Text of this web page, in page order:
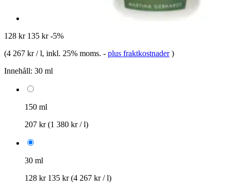
128 kr 135 kr -5%
(4 267 kr / l, inkl. 25% moms. - plus fraktkostnader )
Innehåll: 30 ml
150 ml
207 kr(1 380 kr / l)
30 ml
128 kr 135 kr (4 267 kr / l)